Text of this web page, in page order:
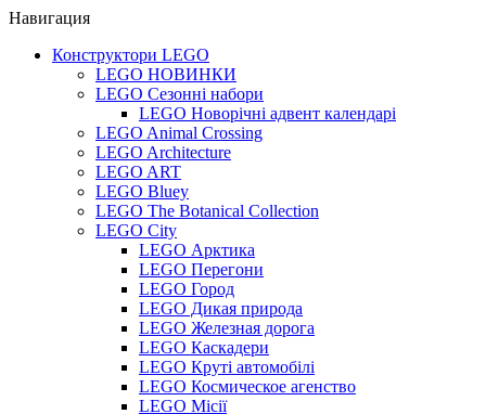
Навигация
Конструктори LEGO
LEGO НОВИНКИ
LEGO Сезонні набори
LEGO Новорічні адвент календарі
LEGO Animal Crossing
LEGO Architecture
LEGO ART
LEGO Bluey
LEGO The Botanical Collection
LEGO City
LEGO Арктика
LEGO Перегони
LEGO Город
LEGO Дикая природа
LEGO Железная дорога
LEGO Каскадери
LEGO Круті автомобілі
LEGO Космическое агенство
LEGO Місії